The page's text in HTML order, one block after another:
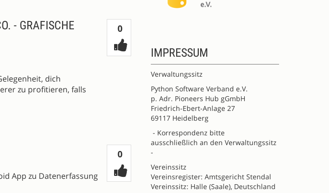
0Votes
- GRAFISCHE
dich
zu profitieren, falls
0Votes
App zu Datenerfassung
IMPRESSUM
Verwaltungssitz
Python Software Verband e.V.
p. Adr. Pioneers Hub gGmbH
Friedrich-Ebert-Anlage 27
69117 Heidelberg
- Korrespondenz bitte
ausschließlich an den Verwaltungssitz
-
Vereinssitz
Vereinsregister: Amtsgericht Stendal
Vereinssitz: Halle (Saale), Deutschland